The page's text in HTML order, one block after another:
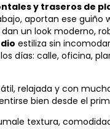
y traseros de
aportan ese guiño
un look moderno,
estiliza sin
días: calle, oficina,
relajada y con
bien desde el
textura,